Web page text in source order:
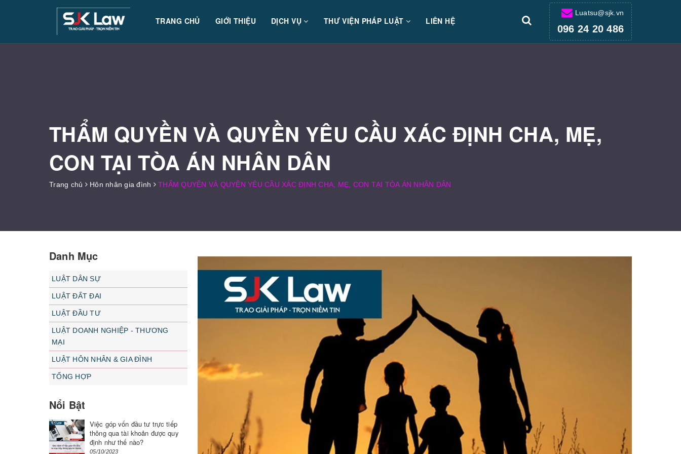
TRANG CHỦ GIỚI THIỆU DỊCH VỤ THƯ VIỆN PHÁP LUẬT LIÊN HỆ
Luatsu@sjk.vn
096 24 20 486
THẨM QUYỀN VÀ QUYỀN YÊU CẦU XÁC ĐỊNH CHA, MẸ,
CON TẠI TÒA ÁN NHÂN DÂN
Trang chủ Hôn nhân gia đình THẨM QUYỀN VÀ QUYỀN YÊU CẦU XÁC ĐỊNH CHA, MẸ, CON TẠI TÒA ÁN NHÂN DÂN
Danh Mục
LUẬT DÂN SỰ
LUẬT ĐẤT ĐAI
LUẬT ĐẦU TƯ
LUẬT DOANH NGHIỆP - THƯƠNG
MẠI
LUẬT HÔN NHÂN & GIA ĐÌNH
TỔNG HỢP
Nổi Bật
Việc góp vốn đầu tư trực tiếp
thông qua tài khoản được quy
định như thế nào?
05/10/2023